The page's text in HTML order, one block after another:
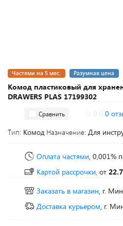
Комод пластиковый для
DRAWERS PLAS 17199302
Частями на 5 мес. Разумная цена
Сравнить 0
Тип: Комод Назначение: Для
Оплата частями, 0,001%
Картой рассрочки, от
Заказать в магазин, г.
Доставка курьером, г.